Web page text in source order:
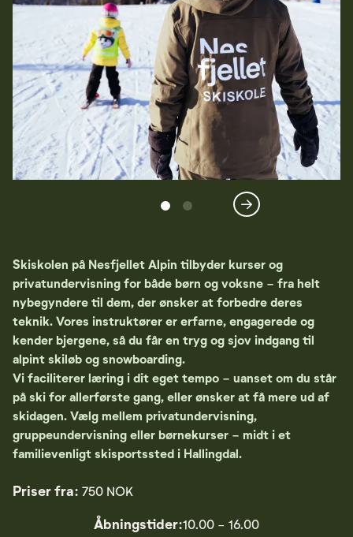
Skiskolen på Nesfjellet Alpin tilbyder kurser og
privatundervisning for både børn og voksne - fra helt
nybegyndere til dem, der ønsker at forbedre deres
teknik. Vores instruktører er erfarne, engagerede og
kender bjergene, så du får en tryg og sjov indgang til
alpint skiløb og snowboarding.
Vi faciliterer læring i dit eget tempo - uanset om du står
på ski for allerførste gang, eller ønsker at få mere ud af
skidagen. Vælg mellem privatundervisning,
gruppeundervisning eller børnekurser - midt i et
familievenligt skisportssted i Hallingdal.
Priser fra: 750 NOK
Åbningstider:10.00 - 16.00